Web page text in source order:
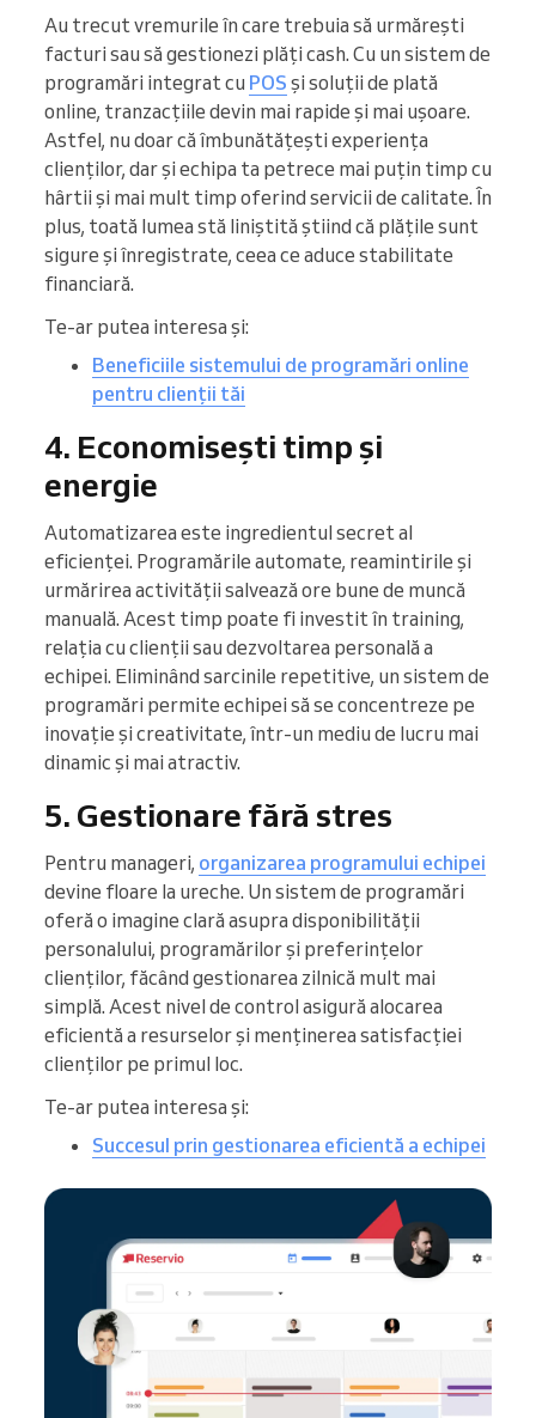
Au trecut vremurile în care trebuia să urmărești
facturi sau să gestionezi plăți cash. Cu un sistem de
programări integrat cu POS și soluții de plată
online, tranzacțiile devin mai rapide și mai ușoare.
Astfel, nu doar că îmbunătățești experiența
clienților, dar și echipa ta petrece mai puțin timp cu
hârtii și mai mult timp oferind servicii de calitate. În
plus, toată lumea stă liniștită știind că plățile sunt
sigure și înregistrate, ceea ce aduce stabilitate
financiară.
Te-ar putea interesa și:
Beneficiile sistemului de programări online
pentru clienții tăi
4. Economisești timp și
energie
Automatizarea este ingredientul secret al
eficienței. Programările automate, reamintirile și
urmărirea activității salvează ore bune de muncă
manuală. Acest timp poate fi investit în training,
relația cu clienții sau dezvoltarea personală a
echipei. Eliminând sarcinile repetitive, un sistem de
programări permite echipei să se concentreze pe
inovație și creativitate, într-un mediu de lucru mai
dinamic și mai atractiv.
5. Gestionare fără stres
Pentru manageri, organizarea programului echipei
devine floare la ureche. Un sistem de programări
oferă o imagine clară asupra disponibilității
personalului, programărilor și preferințelor
clienților, făcând gestionarea zilnică mult mai
simplă. Acest nivel de control asigură alocarea
eficientă a resurselor și menținerea satisfacției
clienților pe primul loc.
Te-ar putea interesa și:
Succesul prin gestionarea eficientă a echipei